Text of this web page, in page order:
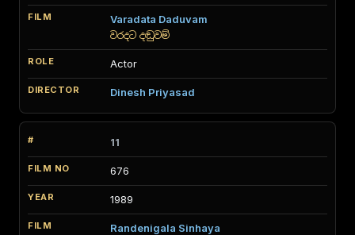
Varadata Daduvam
වරදට දඬුවම්
Actor
Dinesh Priyasad
11
676
1989
Randenigala Sinhaya